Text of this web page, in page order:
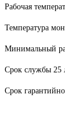
Рабочая
Температура
Минимальный
Срок службы 25
Срок